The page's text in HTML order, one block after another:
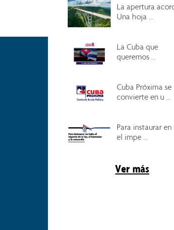
La apertura
Una hoja ...
La Cuba que
queremos ...
Cuba Próxima se
convierte en u ...
Para instaurar en
el impe ...
Ver más